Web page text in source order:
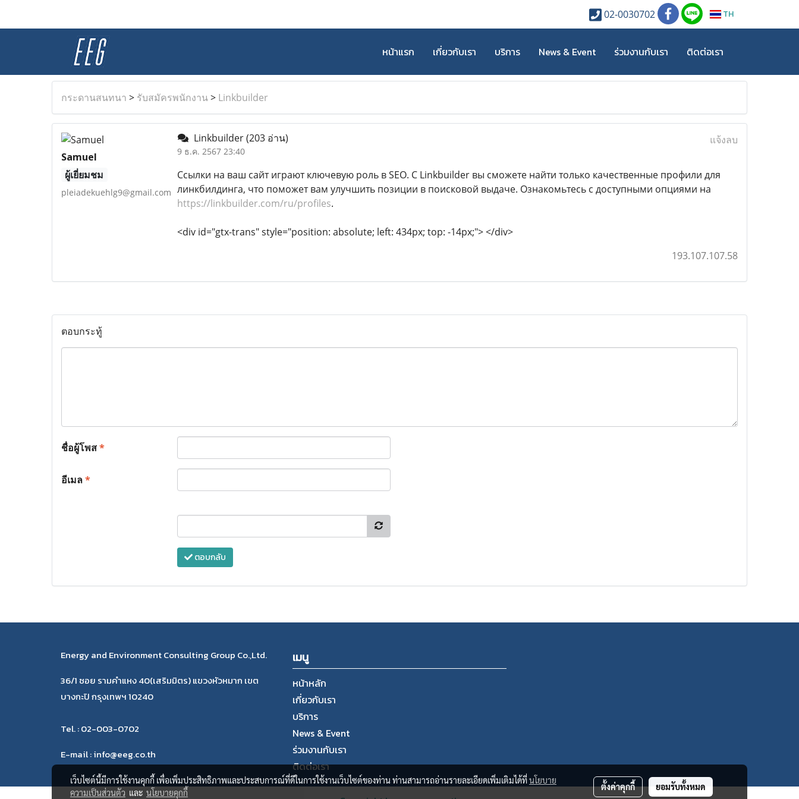
02-0030702 TH
หน้าแรก เกี่ยวกับเรา บริการ News & Event ร่วมงานกับเรา ติดต่อเรา
กระดานสนทนา > รับสมัครพนักงาน> Linkbuilder
Samuel
ผู้เยี่ยมชม
pleiadekuehlg9@gmail.com
Linkbuilder(203 อ่าน)
9 ธ.ค. 2567 23:40
แจ้งลบ
Ссылки на ваш сайт играют ключевую роль в SEO. С Linkbuilder вы сможете найти только качественные профили для
линкбилдинга, что поможет вам улучшить позиции в поисковой выдаче. Ознакомьтесь с доступными опциями на
https://linkbuilder.com/ru/profiles.
<div id="gtx-trans" style="position: absolute; left: 434px; top: -14px;"> </div>
193.107.107.58
ตอบกระทู้
ชื่อผู้โพส*
อีเมล*
ตอบกลับ
Energy and Environment Consulting Group Co.,Ltd.
36/1 ซอย รามคำแหง 40(เสริมมิตร) แขวงหัวหมาก เขต
บางกะปิ กรุงเทพฯ 10240
Tel. : 02-003-0702
E-mail : info@eeg.co.th
เมนู
หน้าหลัก
เกี่ยวกับเรา
บริการ
News & Event
ร่วมงานกับเรา
ติดต่อเรา
เว็บไซต์นี้มีการใช้งานคุกกี้ เพื่อเพิ่มประสิทธิภาพและประสบการณ์ที่ดีในการใช้งานเว็บไซต์ของท่าน ท่านสามารถอ่านรายละเอียดเพิ่มเติมได้ที่นโยบาย
ความเป็นส่วนตัว และ นโยบายคุกกี้
ตั้งค่าคุกกี้ ยอมรับทั้งหมด